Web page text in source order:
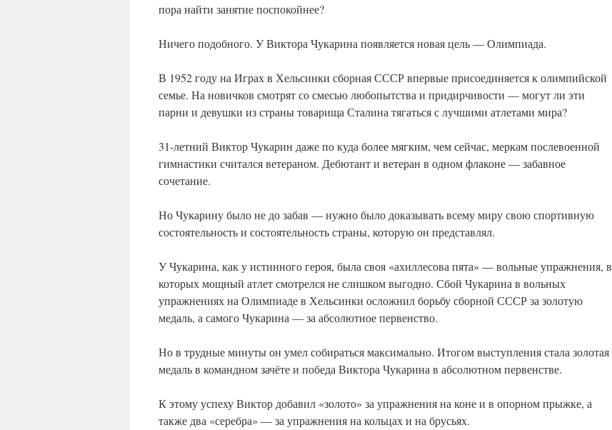
пора найти занятие поспокойнее?
Ничего подобного. У Виктора Чукарина появляется новая цель — Олимпиада.
В 1952 году на Играх в Хельсинки сборная СССР впервые присоединяется к олимпийской
семье. На новичков смотрят со смесью любопытства и придирчивости — могут ли эти
парни и девушки из страны товарища Сталина тягаться с лучшими атлетами мира?
31-летний Виктор Чукарин даже по куда более мягким, чем сейчас, меркам послевоенной
гимнастики считался ветераном. Дебютант и ветеран в одном флаконе — забавное
сочетание.
Но Чукарину было не до забав — нужно было доказывать всему миру свою спортивную
состоятельность и состоятельность страны, которую он представлял.
У Чукарина, как у истинного героя, была своя «ахиллесова пята» — вольные упражнения, в
которых мощный атлет смотрелся не слишком выгодно. Сбой Чукарина в вольных
упражнениях на Олимпиаде в Хельсинки осложнил борьбу сборной СССР за золотую
медаль, а самого Чукарина — за абсолютное первенство.
Но в трудные минуты он умел собираться максимально. Итогом выступления стала золотая
медаль в командном зачёте и победа Виктора Чукарина в абсолютном первенстве.
К этому успеху Виктор добавил «золото» за упражнения на коне и в опорном прыжке, а
также два «серебра» — за упражнения на кольцах и на брусьях.